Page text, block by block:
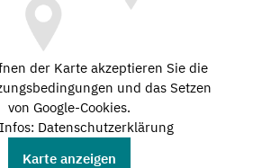
der Karte akzeptieren Sie die
und das Setzen
von Google-Cookies.
Datenschutzerklärung
Karte anzeigen